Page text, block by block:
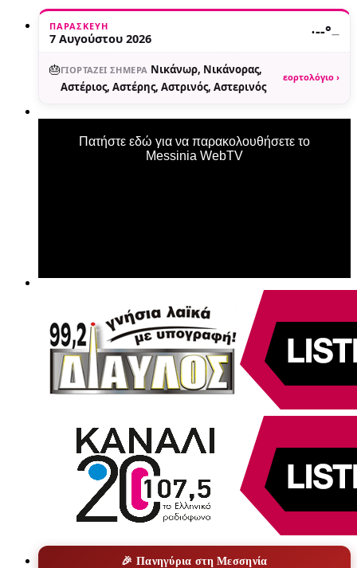
ΠΑΡΑΣΚΕΥΉ
7 Αυγούστου 2026 ·--°—
🎂ΓΙΟΡΤΆΖΕΙ ΣΉΜΕΡΑ Νικάνωρ, Νικάνορας,
Αστέριος, Αστέρης, Αστρινός, Αστερινός
εορτολόγιο ›
Πατήστε εδώ για να παρακολουθήσετε το
Messinia WebTV
🎉 Πανηγύρια στη Μεσσηνία